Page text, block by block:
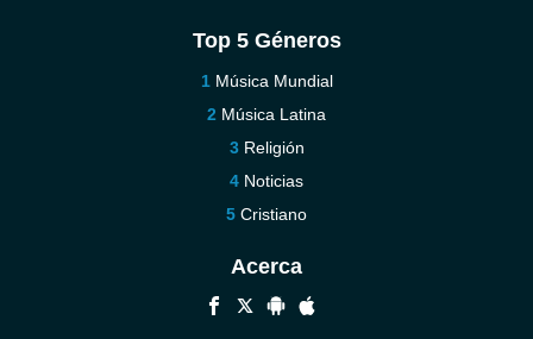
Top 5 Géneros
Música Mundial
Música Latina
Religión
Noticias
Cristiano
Acerca